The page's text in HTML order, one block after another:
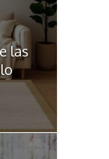
las